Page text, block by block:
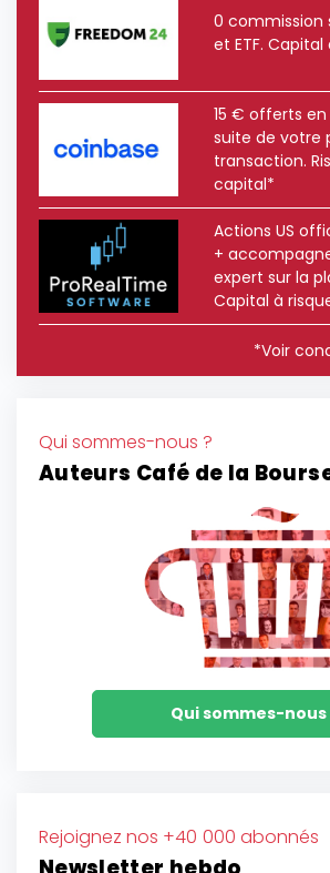
0 commission
et ETF. Capital
15 € offerts
suite de votre
transaction.
capital*
Actions US
+
expert sur la
Capital à
*Voir
Qui sommes-nous ?
Auteurs Café de la
Qui sommes-nous
Rejoignez nos +40 000 abonnés